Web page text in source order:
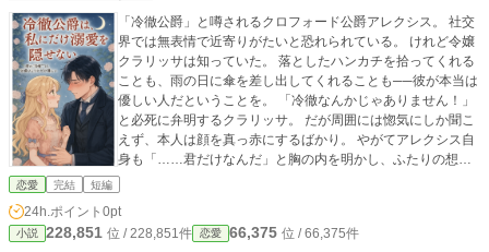
「冷徹公爵」と噂されるクロフォード公爵アレクシス。 社交
界では無表情で近寄りがたいと恐れられている。 けれど令嬢
クラリッサは知っていた。 落としたハンカチを拾ってくれる
ことも、雨の日に傘を差し出してくれることも──彼が本当は
優しい人だということを。 「冷徹なんかじゃありません！」
と必死に弁明するクラリッサ。 だが周囲には惚気にしか聞こ
えず、本人は顔を真っ赤にするばかり。 やがてアレクシス自
身も「……君だけなんだ」と胸の内を明かし、ふたりの想い
は重なっていく。 両想いになってからも誤解と噂は尽きない
にだけは優しいと思われたい」 ──冷徹に見えて溺愛する彼
と、必死にかばう令嬢の、 明るくて愉快、でもちょっぴり切
恋愛 完結 短編
24h.ポイント 0pt
小説 228,851 位 / 228,851件 恋愛 66,375 位 / 66,375件